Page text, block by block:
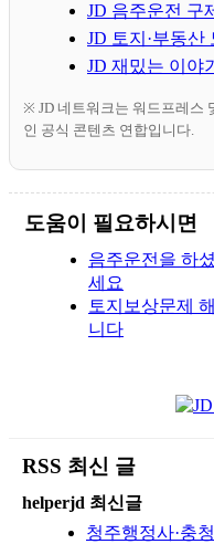
JD 음주운전 구
JD 토지·부동산
JD 재밌는 이야
※ JD 네트워크는 워드프레스
인 공식 콘텐츠 연합입니다.
도움이 필요하시면
음주운전을 하
세요
토지보상문제
니다
RSS 최신 글
helperjd 최신글
청주행정사·충